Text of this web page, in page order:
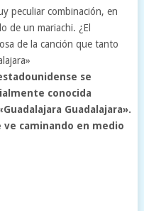
peculiar combinación, en
de un mariachi. ¿El
de la canción que tanto
se
conocida
Guadalajara».
ve caminando en medio